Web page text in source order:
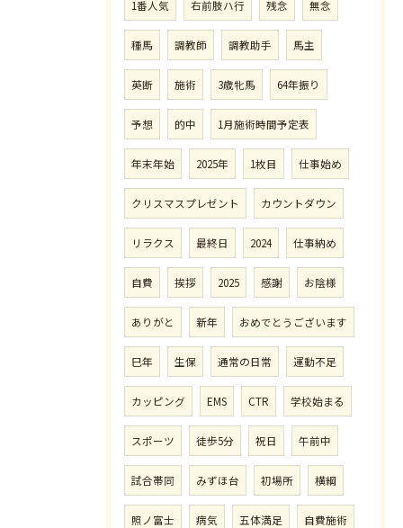
1番人気 右前肢ハ行 残念 無念
種馬 調教師 調教助手 馬主
英断 施術 3歳牝馬 64年振り
予想 的中 1月施術時間予定表
年末年始 2025年 1枚目 仕事始め
クリスマスプレゼント カウントダウン
リラクス 最終日 2024 仕事納め
自費 挨拶 2025 感謝 お陰様
ありがと 新年 おめでとうございます
巳年 生保 通常の日常 運動不足
カッピング EMS CTR 学校始まる
スポーツ 徒歩5分 祝日 午前中
試合帯同 みずほ台 初場所 横綱
照ノ富士 病気 五体満足 自費施術